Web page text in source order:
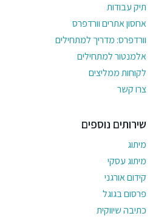
תיק עבודות
אחסון אתרים וורדפרס
וורדפרס: מדריך למתחילים
אלמנטור למתחילים
לקוחות ממליצים
צרו קשר
שירותים נוספים
מיתוג
מיתוג עסקי
קידום אורגני
פרסום בגוגל
כתיבה שיווקית